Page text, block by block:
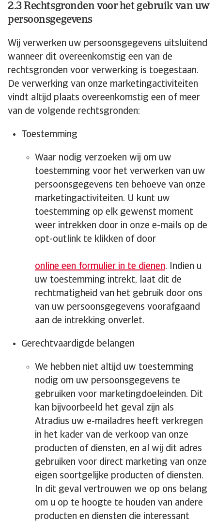
2.3 Rechtsgronden voor het gebruik van uw
persoonsgegevens
Wij verwerken uw persoonsgegevens uitsluitend
wanneer dit overeenkomstig een van de
rechtsgronden voor verwerking is toegestaan.
De verwerking van onze marketingactiviteiten
vindt altijd plaats overeenkomstig een of meer
van de volgende rechtsgronden:
Toestemming
Waar nodig verzoeken wij om uw
toestemming voor het verwerken van uw
persoonsgegevens ten behoeve van onze
marketingactiviteiten. U kunt uw
toestemming op elk gewenst moment
weer intrekken door in onze e-mails op de
opt-outlink te klikken of door
online een formulier in te dienen. Indien u
uw toestemming intrekt, laat dit de
rechtmatigheid van het gebruik door ons
van uw persoonsgegevens voorafgaand
aan de intrekking onverlet.
Gerechtvaardigde belangen
We hebben niet altijd uw toestemming
nodig om uw persoonsgegevens te
gebruiken voor marketingdoeleinden. Dit
kan bijvoorbeeld het geval zijn als
Atradius uw e-mailadres heeft verkregen
in het kader van de verkoop van onze
producten of diensten, en al wij dit adres
gebruiken voor direct marketing van onze
eigen soortgelijke producten of diensten.
In dit geval vertrouwen we op ons belang
om u op te hoogte te houden van andere
producten en diensten die interessant